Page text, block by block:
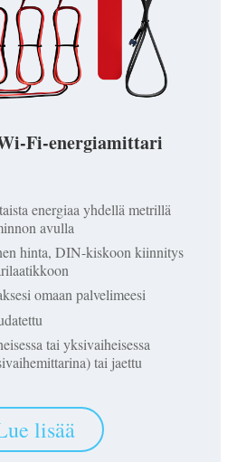
Fi-energiamittari
energiaa yhdellä metrillä
avulla
hinta, DIN-kiskoon kiinnitys
omaan palvelimeesi
tai yksivaiheisessa
tai jaettu
lisää